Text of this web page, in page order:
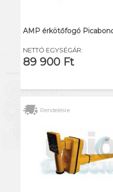
AMP érkötőfogó
NETTÓ EGYSÉGÁR:
89 900 Ft
Rendelésre